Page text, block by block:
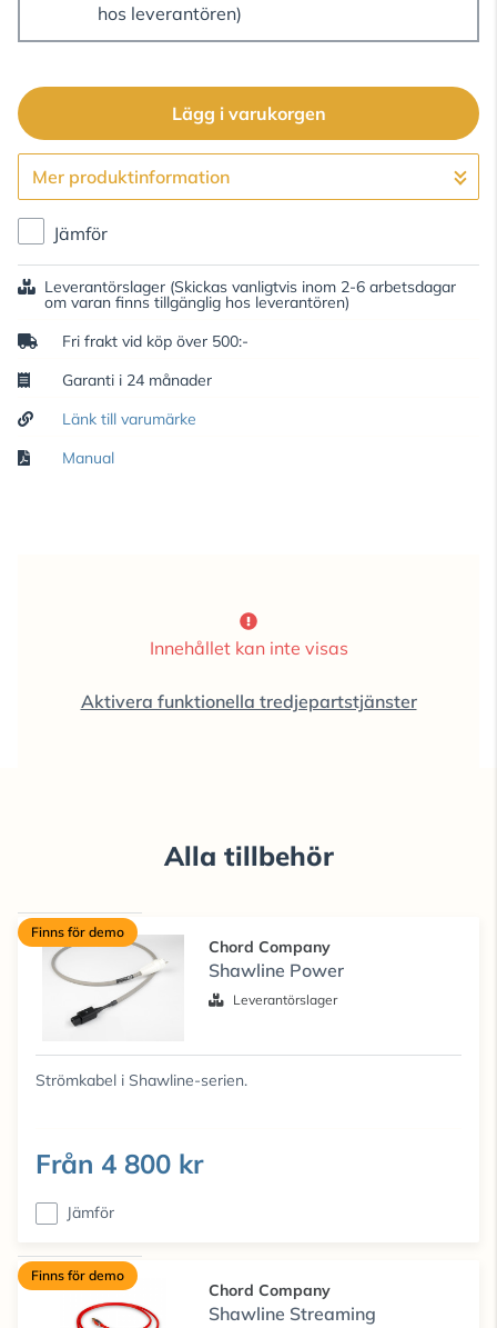
hos leverantören)
Lägg i varukorgen
Gå till kassan
Mer produktinformation
Jämför
Leverantörslager (Skickas vanligtvis inom 2-6 arbetsdagar
om varan finns tillgänglig hos leverantören)
Fri frakt vid köp över 500:-
Garanti i 24 månader
Länk till varumärke
Manual
Innehållet kan inte visas
Aktivera funktionella tredjepartstjänster
Alla tillbehör
Chord Company
Shawline Power
Leverantörslager
Strömkabel i Shawline-serien.
Finns för demo
Från 4 800 kr
Jämför
Chord Company
Shawline Streaming
Finns för demo